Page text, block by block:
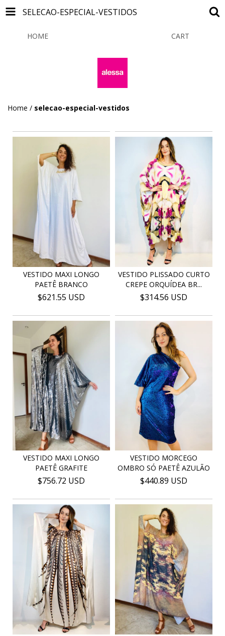
SELECAO-ESPECIAL-VESTIDOS
HOME CART
Home / selecao-especial-vestidos
VESTIDO MAXI LONGO
PAETÊ BRANCO
$621.55 USD
VESTIDO PLISSADO CURTO
CREPE ORQUÍDEA BR...
$314.56 USD
VESTIDO MAXI LONGO
PAETÊ GRAFITE
$756.72 USD
VESTIDO MORCEGO
OMBRO SÓ PAETÊ AZULÃO
$440.89 USD